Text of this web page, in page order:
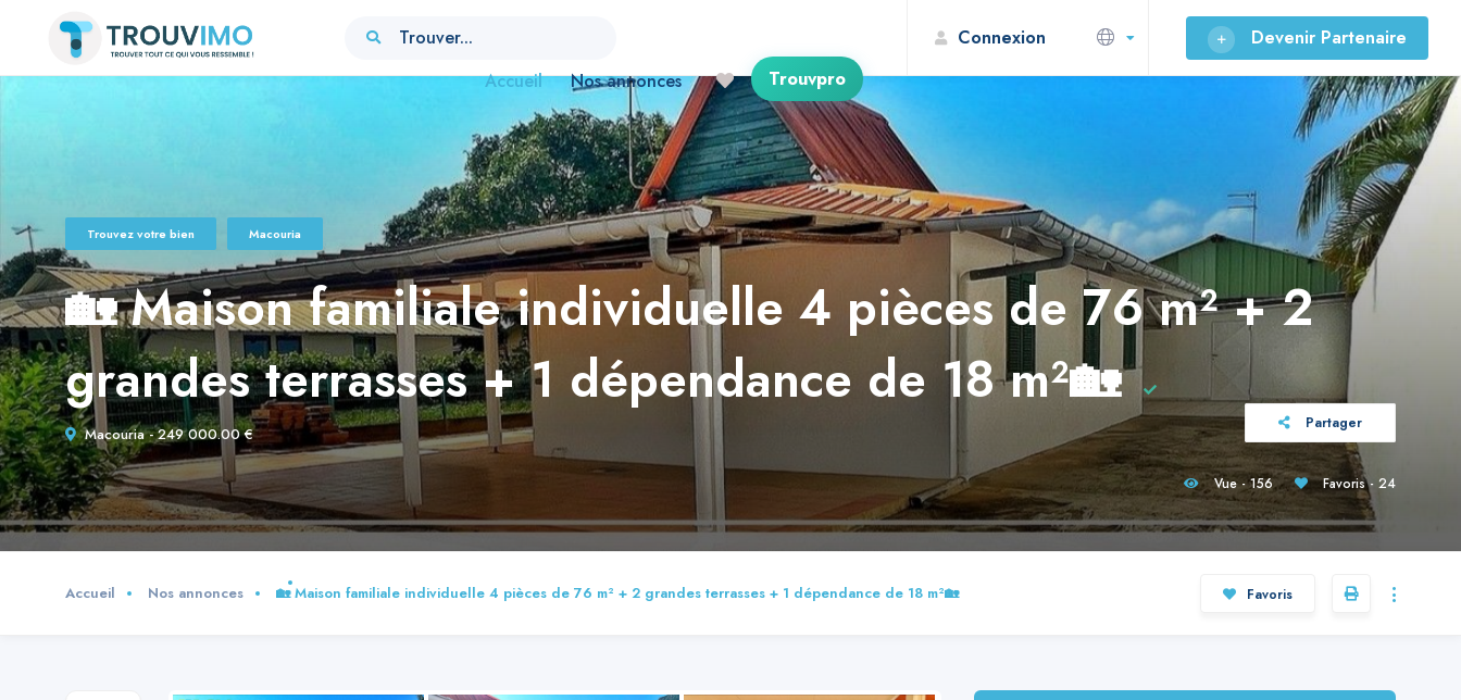
Trouver... Devenir Partenaire
Connexion
Accueil
Nos annonces Trouvpro
Trouvez votre bien Macouria
🏡 Maison familiale individuelle 4 pièces de 76 m² + 2
grandes terrasses + 1 dépendance de 18 m²🏡
Macouria - 249 000.00 €
Partager
Vue - 156 Favoris - 24
Accueil Nos annonces 🏡 Maison familiale individuelle 4 pièces de 76 m² + 2 grandes terrasses + 1 dépendance de 18 m²🏡 Favoris